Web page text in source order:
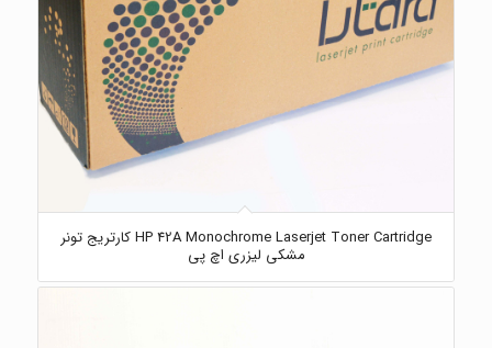
HP 42A Monochrome Laserjet Toner Cartridge کارتریج تونر
مشکی لیزری اچ پی